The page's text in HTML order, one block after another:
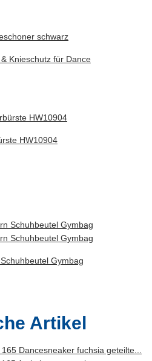
Knieschutz für Dance
HW10904
Gymbag
Artikel